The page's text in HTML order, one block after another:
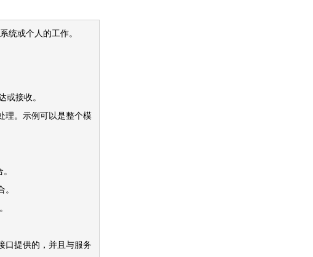
统或个人的工作。
或接收。
理。示例可以是整个模
口提供的，并且与服务